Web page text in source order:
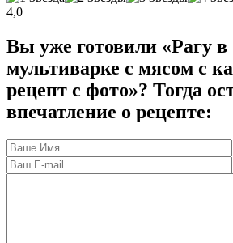
4,0
Вы уже готовили «Рагу в
мультиварке с мясом с
рецепт с фото»? Тогда
впечатление о рецепте: